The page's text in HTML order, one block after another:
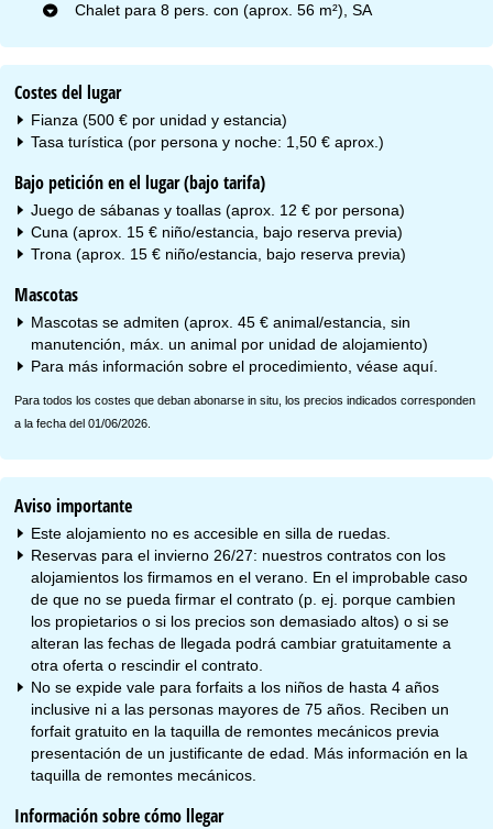
Chalet para 8 pers. con (aprox. 56 m²), SA
Costes del lugar
Fianza (500 € por unidad y estancia)
Tasa turística (por persona y noche: 1,50 € aprox.)
Bajo petición en el lugar (bajo tarifa)
Juego de sábanas y toallas (aprox. 12 € por persona)
Cuna (aprox. 15 € niño/estancia, bajo reserva previa)
Trona (aprox. 15 € niño/estancia, bajo reserva previa)
Mascotas
Mascotas se admiten (aprox. 45 € animal/estancia, sin
manutención, máx. un animal por unidad de alojamiento)
Para más información sobre el procedimiento, véaseaquí
Para todos los costes que deban abonarse in situ, los precios indicados corresponden
a la fecha del 01/06/2026.
Aviso importante
Este alojamiento no es accesible en silla de ruedas.
Reservas para el invierno 26/27: nuestros contratos con los
alojamientos los firmamos en el verano. En el improbable caso
de que no se pueda firmar el contrato (p. ej. porque cambien
los propietarios o si los precios son demasiado altos) o si se
alteran las fechas de llegada podrá cambiar gratuitamente a
otra oferta o rescindir el contrato.
No se expide vale para forfaits a los niños de hasta 4 años
inclusive ni a las personas mayores de 75 años. Reciben un
forfait gratuito en la taquilla de remontes mecánicos previa
presentación de un justificante de edad. Más información en la
taquilla de remontes mecánicos.
Información sobre cómo llegar